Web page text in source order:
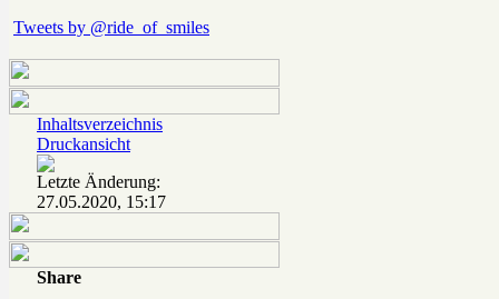
Tweets by @ride_of_smiles
Inhaltsverzeichnis
Druckansicht
Letzte Änderung:
27.05.2020, 15:17
Share